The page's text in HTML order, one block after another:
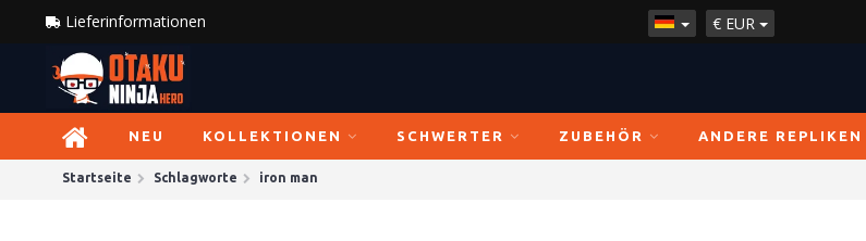
Lieferinformationen € EUR
NEU KOLLEKTIONEN SCHWERTER ZUBEHÖR ANDERE REPLIKEN
Startseite Schlagworte iron man